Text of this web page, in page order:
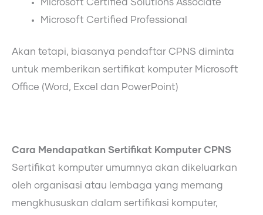
Microsoft Certified Solutions Associate
Microsoft Certified Professional
Akan tetapi, biasanya pendaftar CPNS diminta
untuk memberikan sertifikat komputer Microsoft
Office (Word, Excel dan PowerPoint)
Cara Mendapatkan Sertifikat Komputer CPNS
Sertifikat komputer umumnya akan dikeluarkan
oleh organisasi atau lembaga yang memang
mengkhususkan dalam sertifikasi komputer,